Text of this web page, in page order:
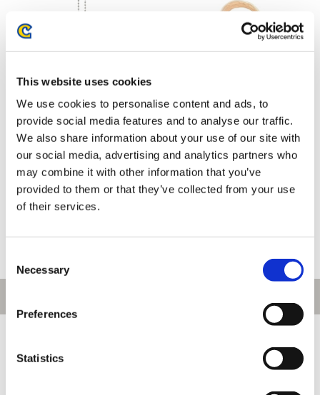
This website uses cookies
We use cookies to personalise content and ads, to
provide social media features and to analyse our traffic.
We also share information about your use of our site with
our social media, advertising and analytics partners who
may combine it with other information that you’ve
provided to them or that they’ve collected from your use
of their services.
Selection
Necessary
Preferences
Statistics
モンスターハンターワイルズ×ぶ
くぶ ぬいぐるみマスコット
オトモアイルー エグド装備
2,750円
モンスターハンター モンでふぉ
コーデュロイミニトートバッグ